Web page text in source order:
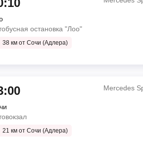
мин
Южная
остановка "Лоо"
38 км от Сочи (Адлера)
21 км от Сочи (Адлера)
Mercedes